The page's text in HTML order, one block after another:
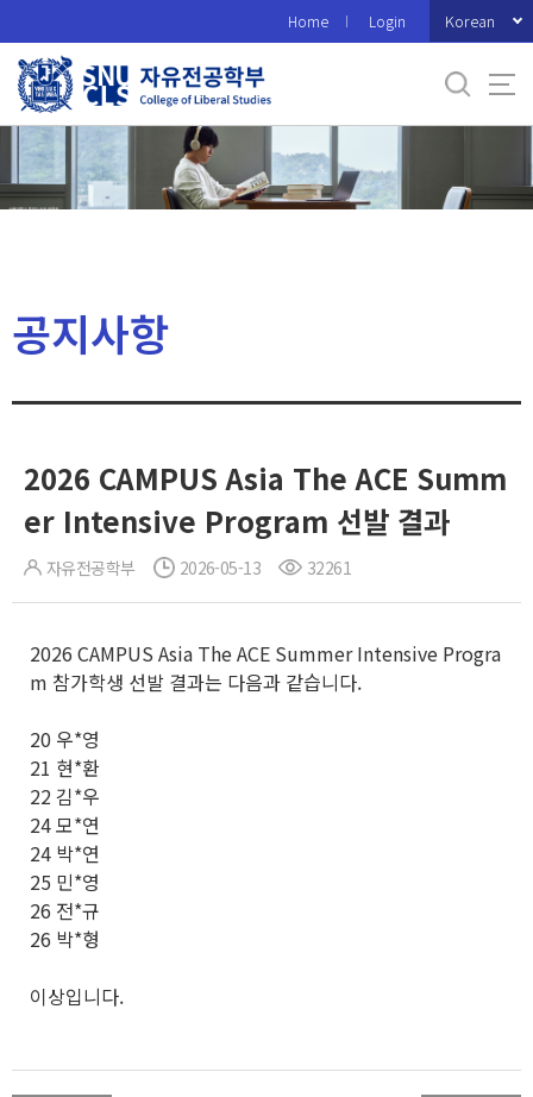
로
메
Home Login Korean
공지사항
2026 CAMPUS Asia The ACE Summ
er Intensive Program 선발 결과
자유전공학부 2026-05-13 32261
2026 CAMPUS Asia The ACE Summer Intensive Progra
m 참가학생 선발 결과는 다음과 같습니다.
20 우*영
21 현*환
22 김*우
24 모*연
24 박*연
25 민*영
26 전*규
26 박*형
이상입니다.